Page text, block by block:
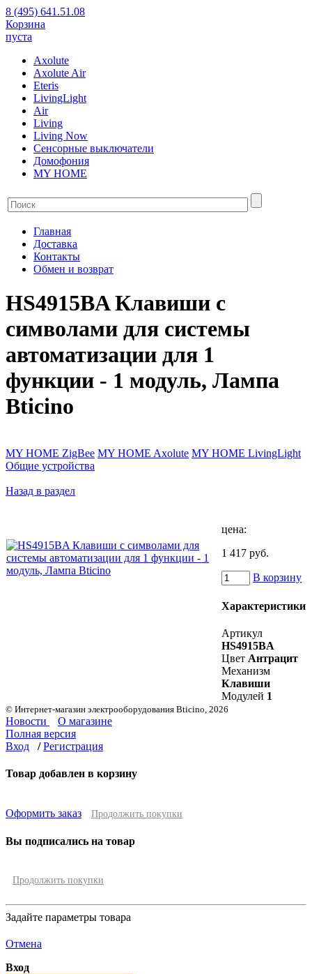
8 (495) 641.51.08
Корзина
пуста
Axolute
Axolute Air
Eteris
LivingLight
Air
Living
Living Now
Сенсорные выключатели
Домофония
MY HOME
Главная
Доставка
Контакты
Обмен и возврат
HS4915BA Клавиши с
символами для системы
автоматизации для 1
функции - 1 модуль, Лампа
Bticino
MY HOME ZigBee MY HOME Axolute MY HOME LivingLight
Общие устройства
Назад в раздел
цена:
1 417 руб.
В корзину
Характеристики
Артикул
HS4915BA
Цвет Антрацит
Механизм
Клавиши
Модулей 1
© Интернет-магазин электрооборудования Bticino, 2026
Новости
О магазине
Полная версия
Вход
/ Регистрация
Товар добавлен в корзину
Оформить заказ Продолжить покупки
Вы подписались на товар
Продолжить покупки
Задайте параметры товара
Отмена
Вход